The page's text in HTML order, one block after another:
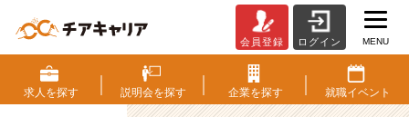
海
道
に
会員登録 ログイン MENU
求人を探す 説明会を探す 企業を探す 就職イベント